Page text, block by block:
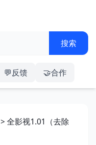
💬反馈 🤝合作
> 全影视1.01（去除